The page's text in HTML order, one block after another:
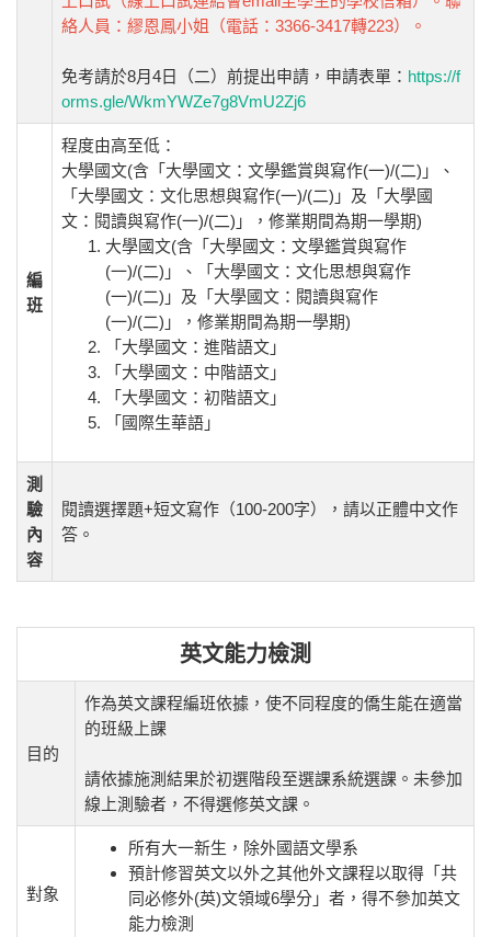
絡人員：繆恩鳳小姐（電話：3366-3417轉223）。
免考請於8月4日（二）前提出申請，申請表單： https://f
orms.gle/WkmYWZe7g8VmU2Zj6
編
班
程度由高至低：
大學國文(含「大學國文：文學鑑賞與寫作(一)/(二)」、
「大學國文：文化思想與寫作(一)/(二)」及「大學國
文：閱讀與寫作(一)/(二)」，修業期間為期一學期)
大學國文(含「大學國文：文學鑑賞與寫作
(一)/(二)」、「大學國文：文化思想與寫作
(一)/(二)」及「大學國文：閱讀與寫作
(一)/(二)」，修業期間為期一學期)
「大學國文：進階語文」
「大學國文：中階語文」
「大學國文：初階語文」
「國際生華語」
測
驗
內
容
閱讀選擇題+短文寫作（100-200字），請以正體中文作
答。
英文能力檢測
目的
作為英文課程編班依據，使不同程度的僑生能在適當
的班級上課
請依據施測結果於初選階段至選課系統選課。未參加
線上測驗者，不得選修英文課。
對象
所有大一新生，除外國語文學系
預計修習英文以外之其他外文課程以取得「共
同必修外(英)文領域6學分」者，得不參加英文
能力檢測